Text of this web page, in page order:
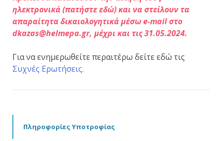
ηλεκτρονικά (πατήστε εδώ) και να στείλουν τα
απαραίτητα δικαιολογητικά μέσω e-mail στο
dkazas@helmepa.gr, μέχρι και τις 31.05.2024.
Για να ενημερωθείτε περαιτέρω δείτε εδώ τις
Συχνές Ερωτήσεις.
Πληροφορίες Υποτροφίας